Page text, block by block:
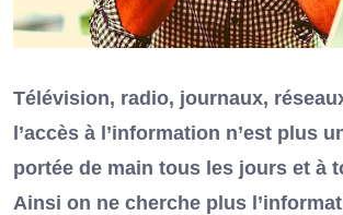
Télévision, radio, journaux,
l’accès à l’information n’est plus
portée de main tous les jours et à
Ainsi on ne cherche plus